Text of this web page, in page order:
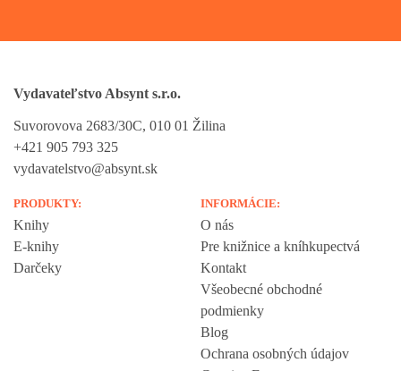
Vydavateľstvo Absynt s.r.o.
Suvorovova 2683/30C, 010 01 Žilina
+421 905 793 325
vydavatelstvo@absynt.sk
PRODUKTY:
Knihy
E-knihy
Darčeky
INFORMÁCIE:
O nás
Pre knižnice a kníhkupectvá
Kontakt
Všeobecné obchodné
podmienky
Blog
Ochrana osobných údajov